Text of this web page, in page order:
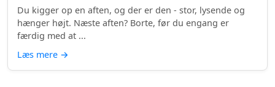
Du kigger op en aften, og der er den - stor, lysende og
hænger højt. Næste aften? Borte, før du engang er
færdig med at ...
Læs mere →